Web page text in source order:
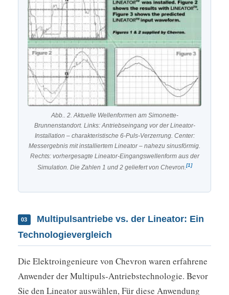
Abb.. 2. Aktuelle Wellenformen am Simonette-
Brunnenstandort. Links: Antriebseingang vor der Lineator-
Installation – charakteristische 6-Puls-Verzerrung. Center:
Messergebnis mit installiertem Lineator – nahezu sinusförmig.
Rechts: vorhergesagte Lineator-Eingangswellenform aus der
Simulation. Die Zahlen 1 und 2 geliefert von Chevron.[1]
03
Multipulsantriebe vs. der Lineator: Ein
Technologievergleich
Die Elektroingenieure von Chevron waren erfahrene
Anwender der Multipuls-Antriebstechnologie. Bevor
Sie den Lineator auswählen, Für diese Anwendung